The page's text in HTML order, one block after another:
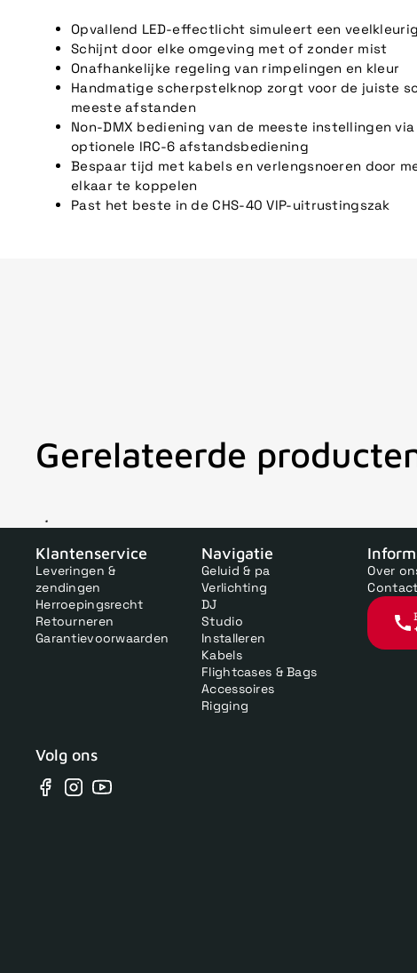
Opvallend LED-effectlicht simuleert een
Schijnt door elke omgeving met of zonder mist
Onafhankelijke regeling van rimpelingen en kleur
Handmatige scherpstelknop zorgt voor de juiste
meeste afstanden
Non-DMX bediening van de meeste instellingen
optionele IRC-6 afstandsbediening
Bespaar tijd met kabels en verlengsnoeren door
elkaar te koppelen
Past het beste in de CHS-40 VIP-uitrustingszak
Gerelateerde
Klantenservice
Leveringen &
zendingen
Herroepingsrecht
Retourneren
Garantievoorwaarden
Navigatie
Geluid & pa
Verlichting
DJ
Studio
Installeren
Kabels
Flightcases & Bags
Accessoires
Rigging
Over
Volg ons
Facebook
Instagram
YouTube